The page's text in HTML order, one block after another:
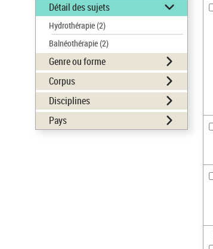
Détail des sujets
Hydrothérapie(2)
Balnéothérapie(2)
Genre ou forme
Corpus
Disciplines
Pays